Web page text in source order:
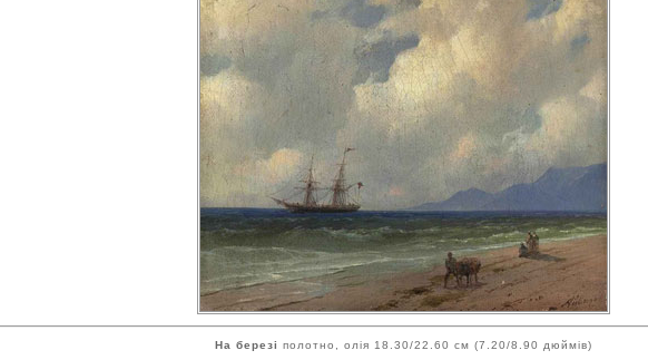
На березі полотно, олія 18.30/22.60 см (7.20/8.90 дюймів)